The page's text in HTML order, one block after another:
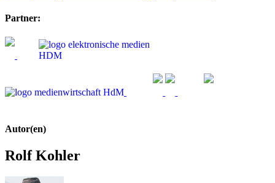
Partner:
Autor(en)
Rolf Kohler